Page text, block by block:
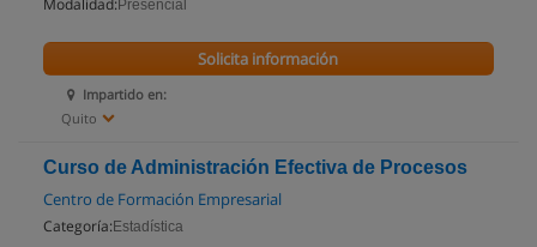
Modalidad: Presencial
Impartido en:
Quito
Solicita información
Curso de Administración Efectiva de Procesos
Centro de Formación Empresarial
Categoría: Estadística